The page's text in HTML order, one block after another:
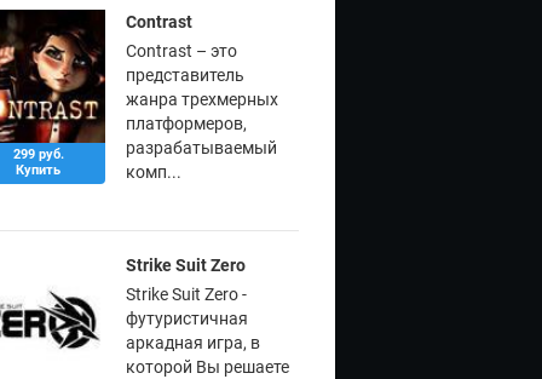
299 руб.
Купить
Contrast
Contrast – это
представитель
жанра трехмерных
платформеров,
разрабатываемый
комп...
Strike Suit Zero
Strike Suit Zero -
футуристичная
аркадная игра, в
которой Вы решаете